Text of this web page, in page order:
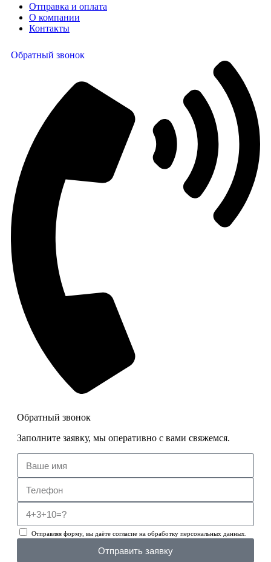
Отправка и оплата
О компании
Контакты
Обратный звонок
Обратный звонок
Заполните заявку, мы оперативно с вами свяжемся.
Отправляя форму, вы даёте согласие на обработку персональных данных.
Отправить заявку